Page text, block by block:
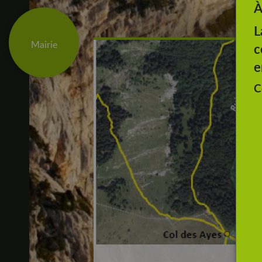
SCOLAIRE / ENFANCE
MUNICIPALITÉ
MAIRIE ET AGENCE POSTALE
ÉTAT CIVIL
URBANISME
ENFANCE / JEUNESSE
CADRE DE VIE
Mairie